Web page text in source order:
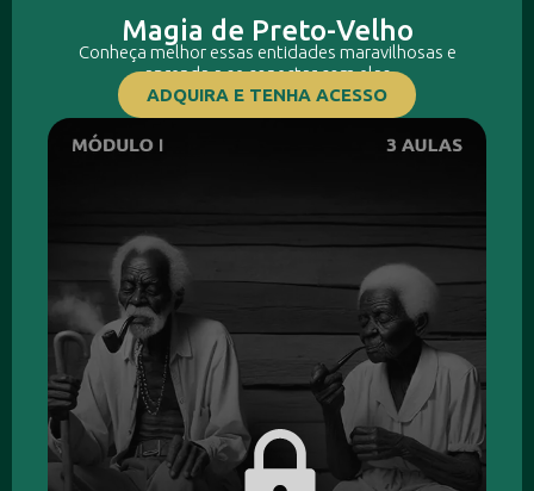
Magia de Preto-Velho
Conheça melhor essas entidades maravilhosas e
aprenda a se conectar com elas
ADQUIRA E TENHA ACESSO